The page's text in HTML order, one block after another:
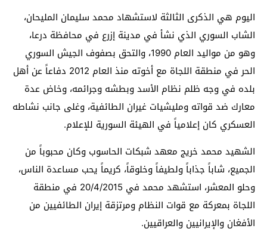
اليوم هي الذكرى الثالثة لاستشهاد محمد سليمان المليحان،
الشاب السوري الذي نشأ في مدينة إزرع في محافظة درعا،
وهو من مواليد العام 1990، والتحق بصفوف الجيش السوري
الحر في منطقة اللجاة مع أخوته منذ العام 2012 دفاعاً عن أهل
بلده في وجه ظلم نظام الأسد وبطشه وجرائمه، وخاض عدة
معارك ضد قواته ومليشيات غيران الطائفية، وغلى جانب نشاطه
العسكري كان إعلامياً في الهيئة السورية للإعلام.
الشهيد محمد خريج معهد شبكات الحاسوب وكان محبوباً من
الجميع، شاباً جذاباً ولطيفاً وخلوقاً، كريماً يحب مساعدة الناس،
وحلو المعشر، استشهد محمد في 20/4/2015 في منطقة
اللجاة بمعركة مع قوات النظام ومرتزقة إيران الطائفيين من
الأفغان والإيرانيين والعراقيين.